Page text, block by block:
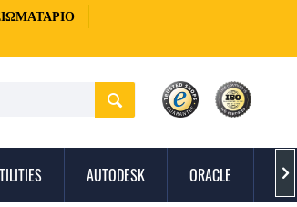
AUTODESK ORACLE 